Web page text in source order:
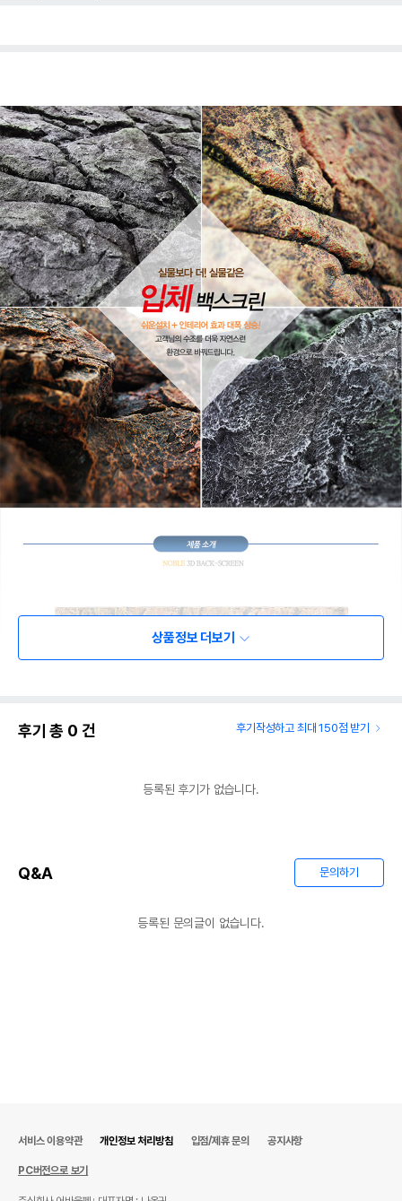
상품정보 더보기
후기 총 0 건 후기작성하고 최대 150점 받기
등록된 후기가 없습니다.
Q&A 문의하기
등록된 문의글이 없습니다.
서비스 이용약관 개인정보 처리방침 입점/제휴 문의 공지사항
PC버전으로 보기